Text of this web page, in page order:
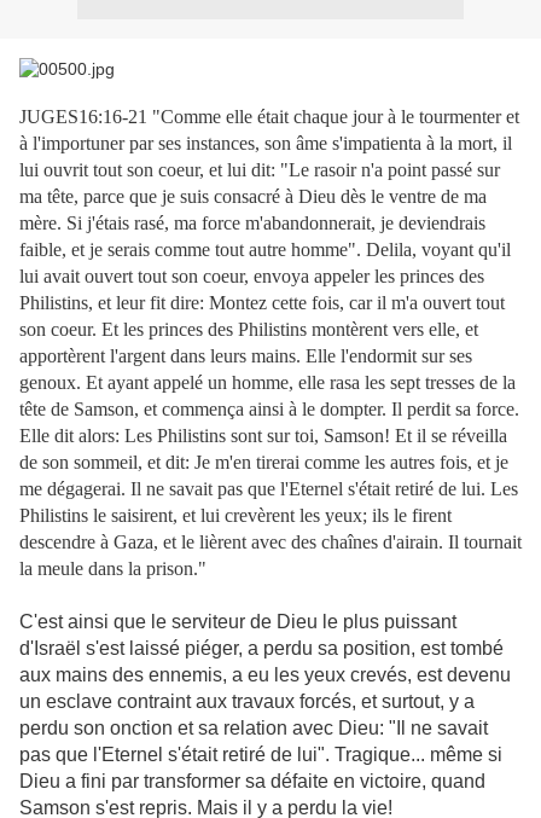
JUGES16:16-21 "Comme elle était chaque jour à le tourmenter et
à l'importuner par ses instances, son âme s'impatienta à la mort, il
lui ouvrit tout son coeur, et lui dit: "Le rasoir n'a point passé sur
ma tête, parce que je suis consacré à Dieu dès le ventre de ma
mère. Si j'étais rasé, ma force m'abandonnerait, je deviendrais
faible, et je serais comme tout autre homme". Delila, voyant qu'il
lui avait ouvert tout son coeur, envoya appeler les princes des
Philistins, et leur fit dire: Montez cette fois, car il m'a ouvert tout
son coeur. Et les princes des Philistins montèrent vers elle, et
apportèrent l'argent dans leurs mains. Elle l'endormit sur ses
genoux. Et ayant appelé un homme, elle rasa les sept tresses de la
tête de Samson, et commença ainsi à le dompter. Il perdit sa force.
Elle dit alors: Les Philistins sont sur toi, Samson! Et il se réveilla
de son sommeil, et dit: Je m'en tirerai comme les autres fois, et je
me dégagerai. Il ne savait pas que l'Eternel s'était retiré de lui. Les
Philistins le saisirent, et lui crevèrent les yeux; ils le firent
descendre à Gaza, et le lièrent avec des chaînes d'airain. Il tournait
la meule dans la prison."
C'est ainsi que le serviteur de Dieu le plus puissant
d'Israël s'est laissé piéger, a perdu sa position, est tombé
aux mains des ennemis, a eu les yeux crevés, est devenu
un esclave contraint aux travaux forcés, et surtout, y a
perdu son onction et sa relation avec Dieu: "Il ne savait
pas que l'Eternel s'était retiré de lui". Tragique... même si
Dieu a fini par transformer sa défaite en victoire, quand
Samson s'est repris. Mais il y a perdu la vie!